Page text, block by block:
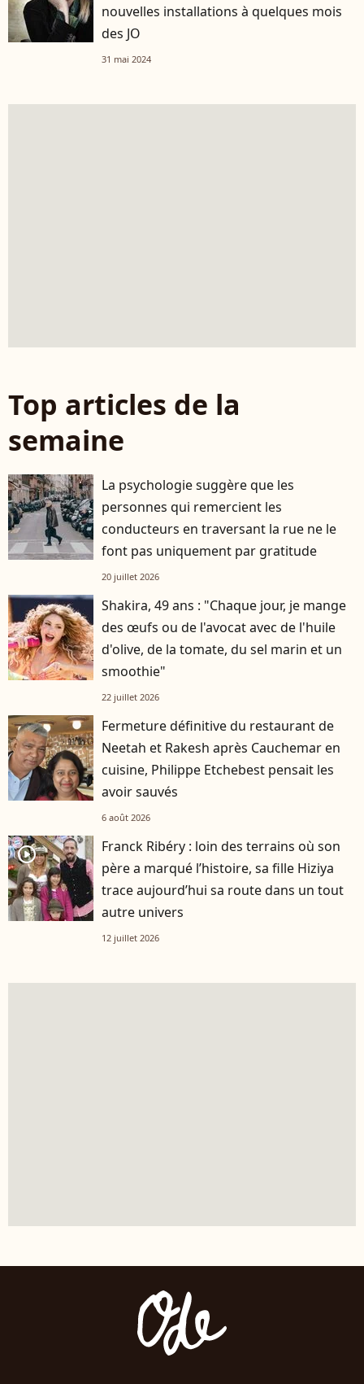
nouvelles installations à quelques mois
des JO
31 mai 2024
Top articles de la
semaine
La psychologie suggère que les
personnes qui remercient les
conducteurs en traversant la rue ne le
font pas uniquement par gratitude
20 juillet 2026
Shakira, 49 ans : "Chaque jour, je mange
des œufs ou de l'avocat avec de l'huile
d'olive, de la tomate, du sel marin et un
smoothie"
22 juillet 2026
Fermeture définitive du restaurant de
Neetah et Rakesh après Cauchemar en
cuisine, Philippe Etchebest pensait les
avoir sauvés
6 août 2026
player2
Franck Ribéry : loin des terrains où son
père a marqué l’histoire, sa fille Hiziya
trace aujourd’hui sa route dans un tout
autre univers
12 juillet 2026